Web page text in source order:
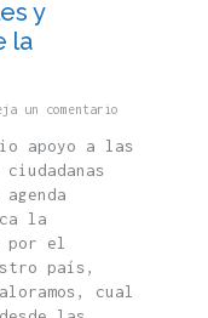
y
la
un comentario
apoyo a las
la
por el
país,
cual